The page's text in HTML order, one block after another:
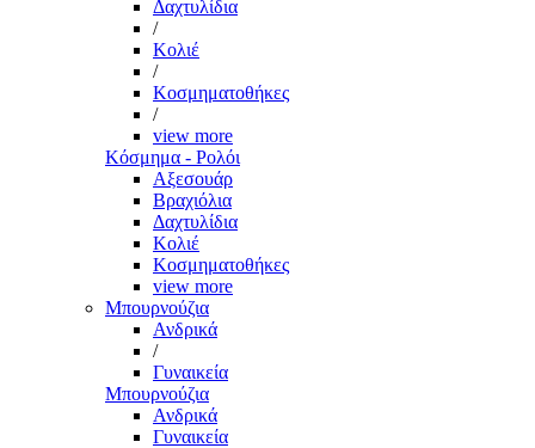
Δαχτυλίδια
/
Κολιέ
/
Κοσμηματοθήκες
/
view more
Κόσμημα - Ρολόι
Αξεσουάρ
Βραχιόλια
Δαχτυλίδια
Κολιέ
Κοσμηματοθήκες
view more
Μπουρνούζια
Ανδρικά
/
Γυναικεία
Μπουρνούζια
Ανδρικά
Γυναικεία